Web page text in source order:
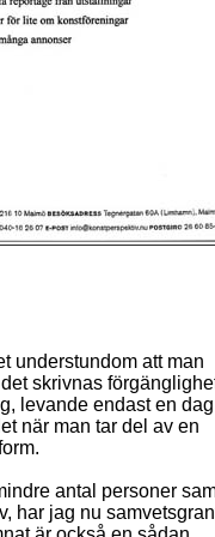
understundom att man
skrivnas
levande endast en dag
när man tar del av en
antal personer
har jag nu